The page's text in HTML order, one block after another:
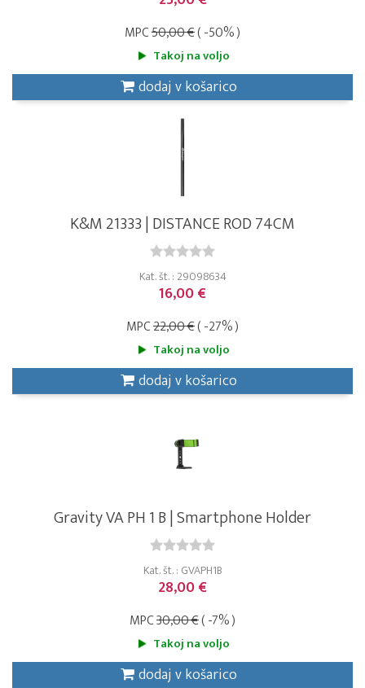
MPC50,00 €( -50% )
Takoj na voljo
dodaj v košarico
K&M 21333 | DISTANCE ROD 74CM
Kat. št. : 29098634
16,00 €
MPC22,00 €( -27% )
Takoj na voljo
dodaj v košarico
Gravity VA PH 1 B | Smartphone Holder
Kat. št. : GVAPH1B
28,00 €
MPC30,00 €( -7% )
Takoj na voljo
dodaj v košarico